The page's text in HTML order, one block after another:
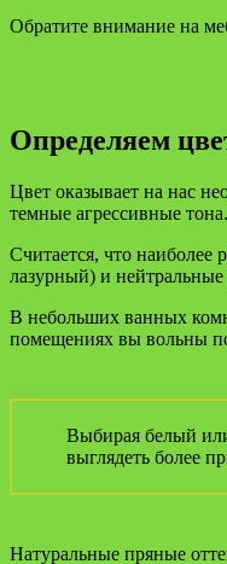
Обратите внимание на
Определяем
Цвет оказывает на нас
темные агрессивные тона.
Считается, что
лазурный) и нейтральные
В небольших ванных
помещениях вы вольны
Выбирая белый
выглядеть более
Натуральные пряные